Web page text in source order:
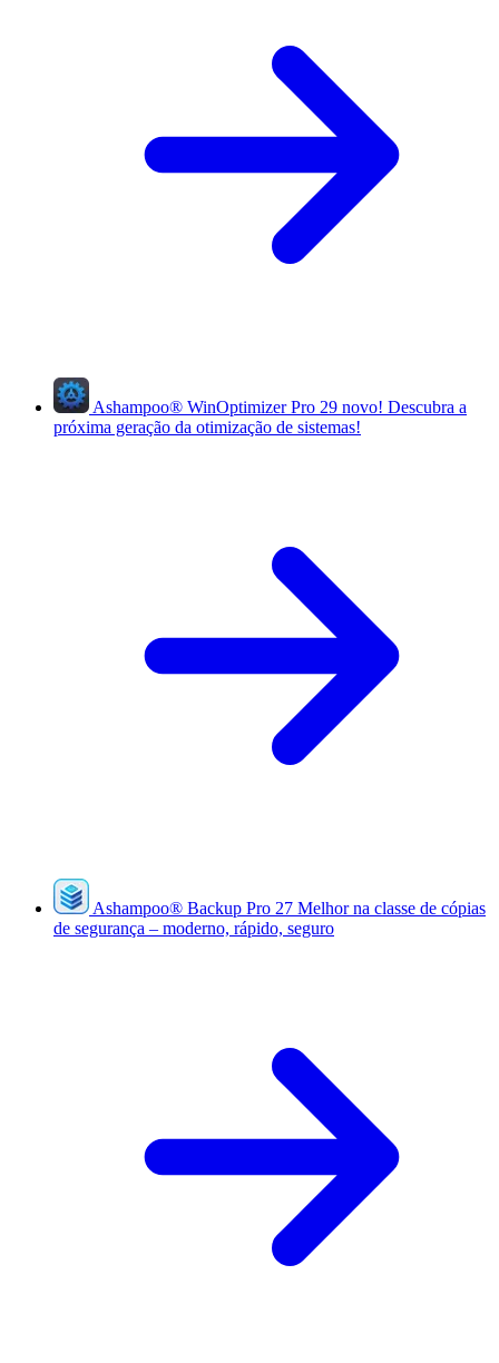
Ashampoo® WinOptimizer Pro 29 novo! Descubra a
próxima geração da otimização de sistemas!
Ashampoo® Backup Pro 27 Melhor na classe de cópias
de segurança – moderno, rápido, seguro